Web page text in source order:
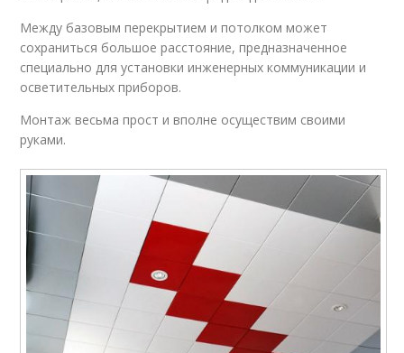
Между базовым перекрытием и потолком может
сохраниться большое расстояние, предназначенное
специально для установки инженерных коммуникации и
осветительных приборов.
Монтаж весьма прост и вполне осуществим своими
руками.